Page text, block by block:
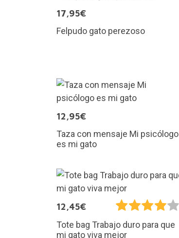
17,95€
Felpudo gato perezoso
12,95€
Taza con mensaje Mi psicólogo
es mi gato
12,45€
Tote bag Trabajo duro para que
mi gato viva mejor